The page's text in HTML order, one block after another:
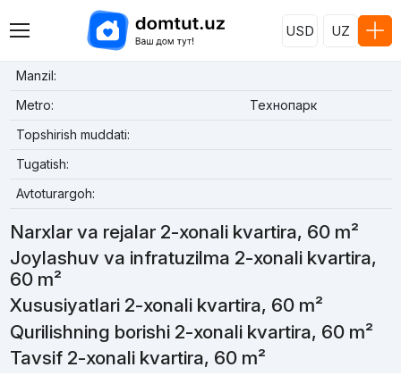
USD UZ
Manzil:
Metro:
Технопарк
Topshirish muddati:
Tugatish:
Avtoturargoh:
Narxlar va rejalar 2-xonali kvartira, 60 m²
Joylashuv va infratuzilma 2-xonali kvartira,
60 m²
Xususiyatlari 2-xonali kvartira, 60 m²
Qurilishning borishi 2-xonali kvartira, 60 m²
Tavsif 2-xonali kvartira, 60 m²